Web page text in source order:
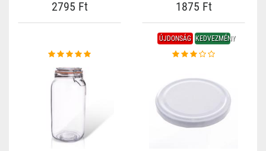
2795 Ft 1875 Ft
ÚJDONSÁG KEDVEZMÉNY